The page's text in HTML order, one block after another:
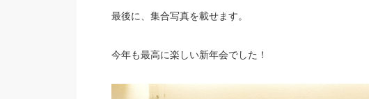
最後に、集合写真を載せます。
今年も最高に楽しい新年会でした！